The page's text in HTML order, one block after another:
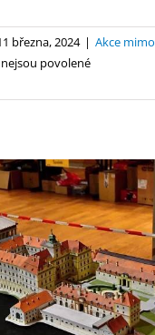
března, 2024 | Akce mimo
povolenéu
s
košt
pálenek